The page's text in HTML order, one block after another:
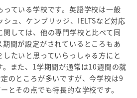
ている学校です。英語学校は一般
ュ、ケンブリッジ、IELTSなど対応
しては、他の専門学校と比べて同
期間が設定がされているところもあ
たいと思っていらっしゃる方にと
。また、1学期間が通常は10週間の就
のところが多いですが、今学校は9
とその点でも特長的な学校です。